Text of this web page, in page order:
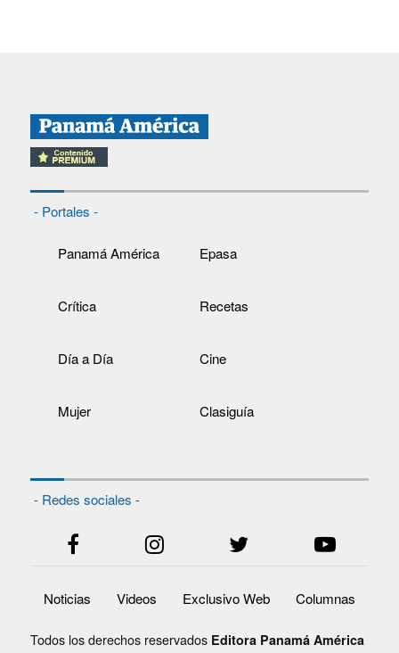
- Portales -
Panamá América Epasa
Crítica Recetas
Día a Día Cine
Mujer Clasiguía
- Redes sociales -
Noticias Videos Exclusivo Web Columnas
Todos los derechos reservados Editora Panamá América